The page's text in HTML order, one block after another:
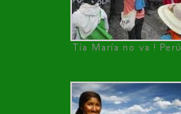
Tía María no va ! Perú